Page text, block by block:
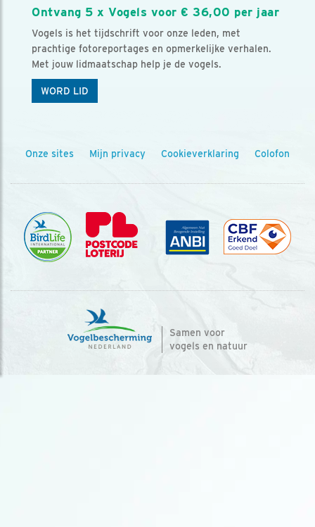
Ontvang 5 x Vogels voor € 36,00 per jaar
Vogels is het tijdschrift voor onze leden, met
prachtige fotoreportages en opmerkelijke verhalen.
Met jouw lidmaatschap help je de vogels.
WORD LID
Onze sites Mijn privacy Cookieverklaring Colofon
Samen voor
vogels en natuur